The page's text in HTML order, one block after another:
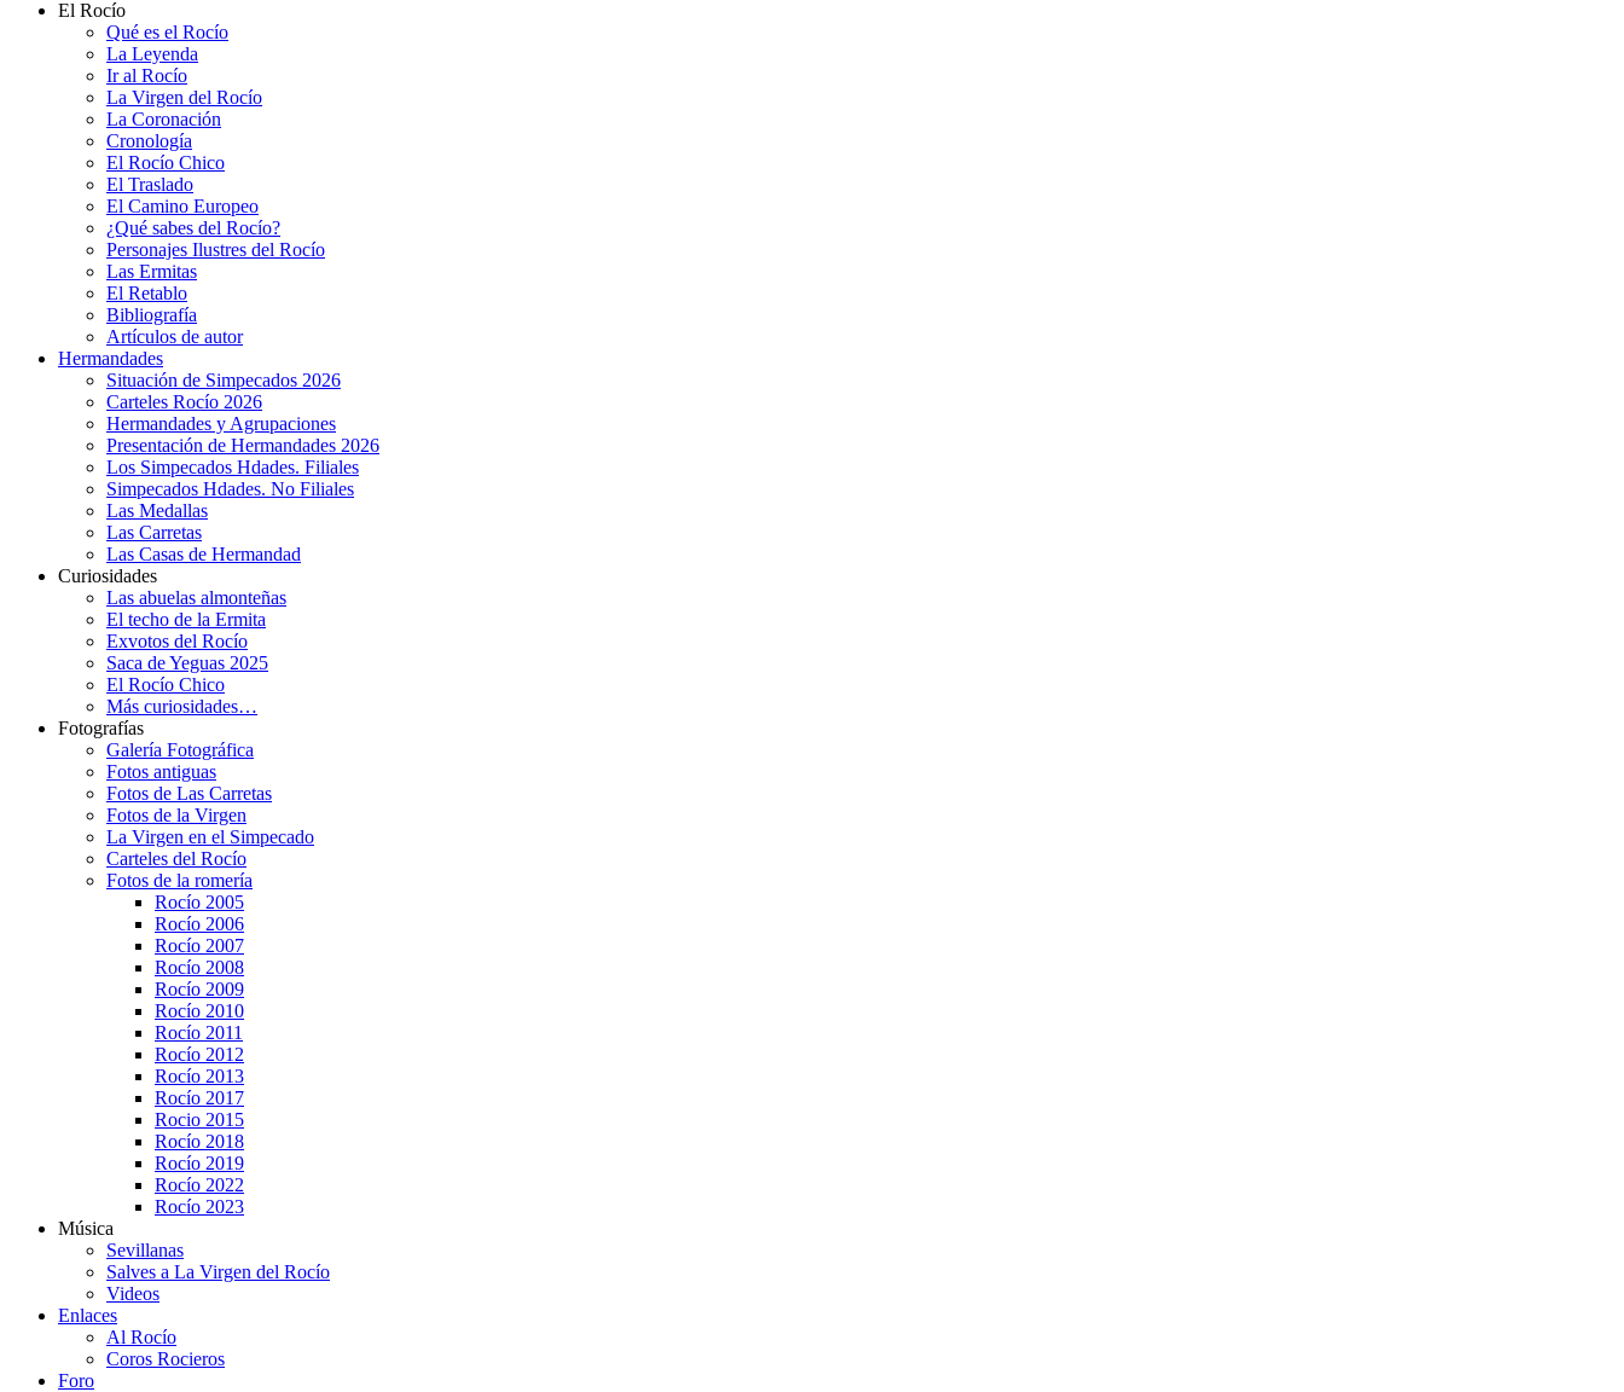
El Rocío
Qué es el Rocío
La Leyenda
Ir al Rocío
La Virgen del Rocío
La Coronación
Cronología
El Rocío Chico
El Traslado
El Camino Europeo
¿Qué sabes del Rocío?
Personajes Ilustres del Rocío
Las Ermitas
El Retablo
Bibliografía
Artículos de autor
Hermandades
Situación de Simpecados 2026
Carteles Rocío 2026
Hermandades y Agrupaciones
Presentación de Hermandades 2026
Los Simpecados Hdades. Filiales
Simpecados Hdades. No Filiales
Las Medallas
Las Carretas
Las Casas de Hermandad
Curiosidades
Las abuelas almonteñas
El techo de la Ermita
Exvotos del Rocío
Saca de Yeguas 2025
El Rocío Chico
Más curiosidades…
Fotografías
Galería Fotográfica
Fotos antiguas
Fotos de Las Carretas
Fotos de la Virgen
La Virgen en el Simpecado
Carteles del Rocío
Fotos de la romería
Rocío 2005
Rocío 2006
Rocío 2007
Rocío 2008
Rocío 2009
Rocío 2010
Rocío 2011
Rocío 2012
Rocío 2013
Rocío 2017
Rocio 2015
Rocío 2018
Rocío 2019
Rocío 2022
Rocío 2023
Música
Sevillanas
Salves a La Virgen del Rocío
Videos
Enlaces
Al Rocío
Coros Rocieros
Foro